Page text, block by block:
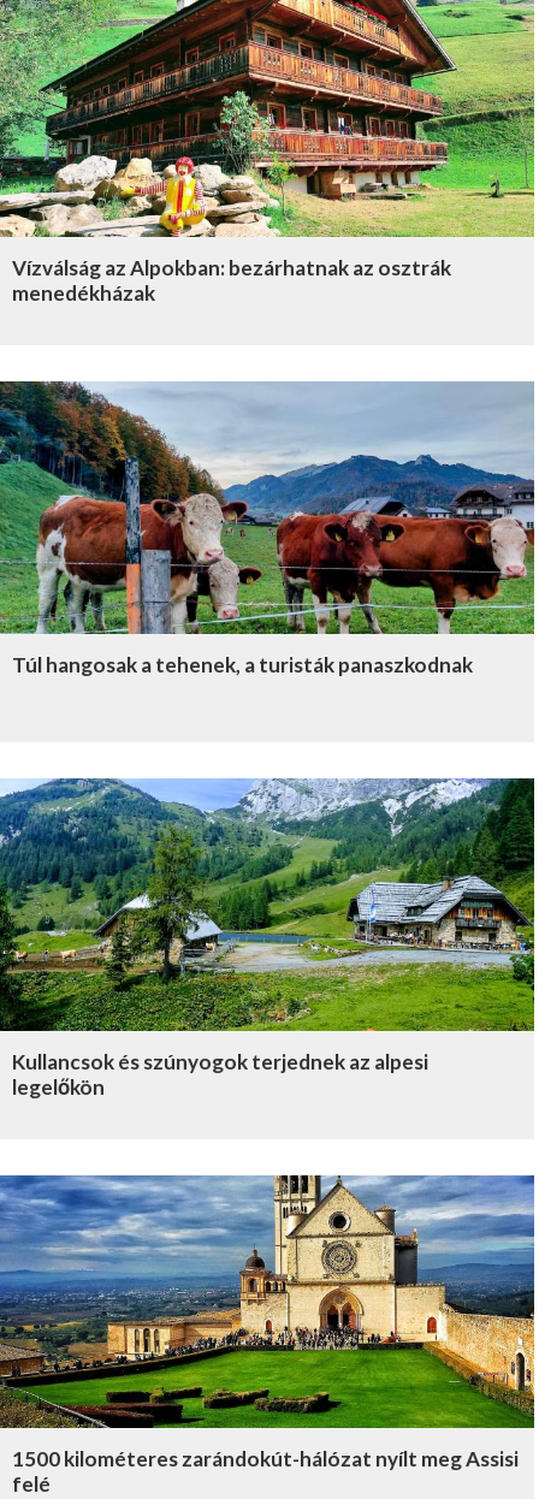
Vízválság az Alpokban: bezárhatnak az osztrák
menedékházak
Túl hangosak a tehenek, a turisták panaszkodnak
Kullancsok és szúnyogok terjednek az alpesi
legelőkön
1500 kilométeres zarándokút-hálózat nyílt meg Assisi
felé